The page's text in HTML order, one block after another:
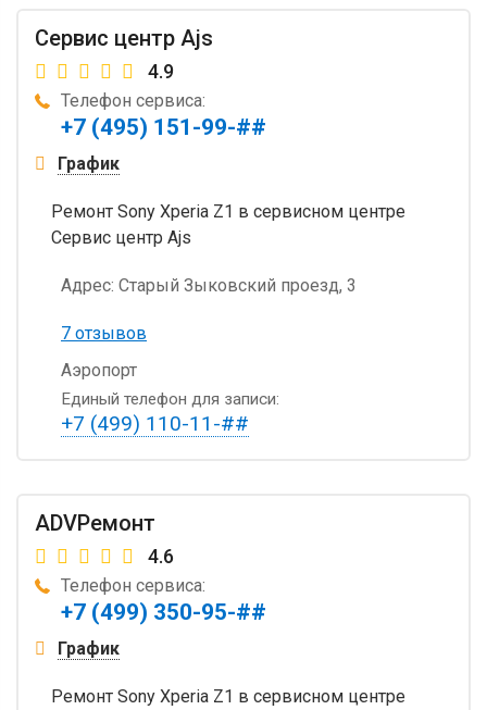
Сервис центр Ajs
4.9
Телефон сервиса:
+7 (495) 151-99-##
График
Ремонт Sony Xperia Z1 в сервисном центре
Сервис центр Ajs
Адрес: Старый Зыковский проезд, 3
7 отзывов
Аэропорт
Единый телефон для записи:
+7 (499) 110-11-##
ADVРемонт
4.6
Телефон сервиса:
+7 (499) 350-95-##
График
Ремонт Sony Xperia Z1 в сервисном центре